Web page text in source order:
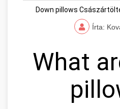
Down pillows
Írta:
What